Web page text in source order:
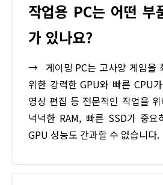
작업용 PC는 어떤 부
가 있나요?
→ 게이밍 PC는 고사양 게임을
위한 강력한 GPU와 빠른 CPU
영상 편집 등 전문적인 작업을
넉넉한 RAM, 빠른 SSD가 중요
GPU 성능도 간과할 수 없습니다.